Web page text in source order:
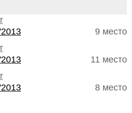
9 место
11 место
8 место